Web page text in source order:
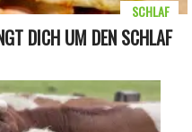
DICH UM DEN SCHLAF
SCHLAF